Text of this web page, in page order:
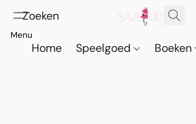
Home Speelgoed Boeken